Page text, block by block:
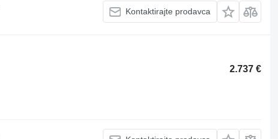
Kontaktirajte prodavca
2.737 €